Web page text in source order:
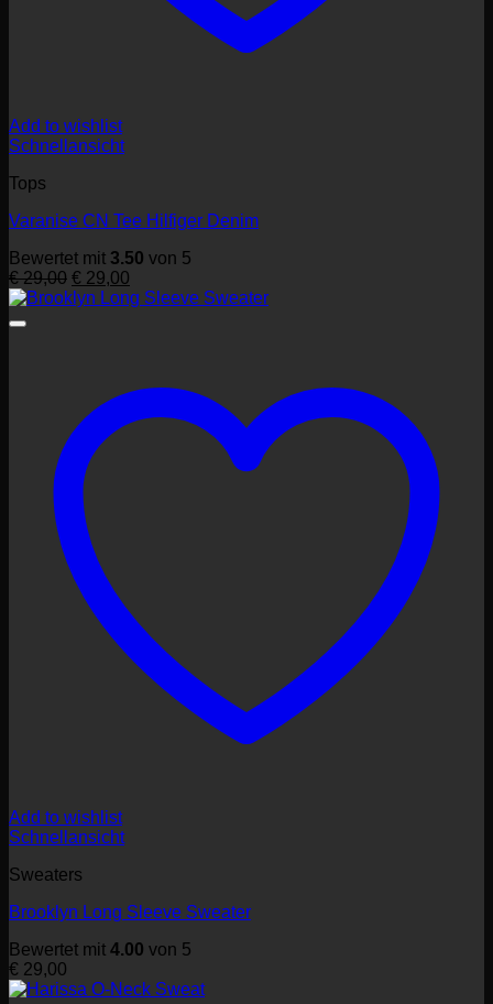
Add to wishlist
Schnellansicht
Tops
Varanise CN Tee Hilfiger Denim
Bewertet mit 3.50 von 5
€29,00 Ursprünglicher
Preis
€ 29,00
Preis
Add to wishlist
Schnellansicht
Sweaters
Brooklyn Long Sleeve Sweater
Bewertet mit 4.00 von 5
€ 29,00